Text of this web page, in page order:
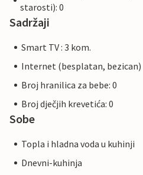
starosti): 0
Sadržaji
Smart TV : 3 kom.
Internet (besplatan, bezican)
Broj hranilica za bebe: 0
Broj dječjih krevetića: 0
Sobe
Topla i hladna voda u kuhinji
Dnevni-kuhinja